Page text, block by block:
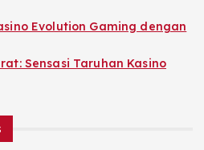
Evolution Gaming dengan
Sensasi Taruhan Kasino